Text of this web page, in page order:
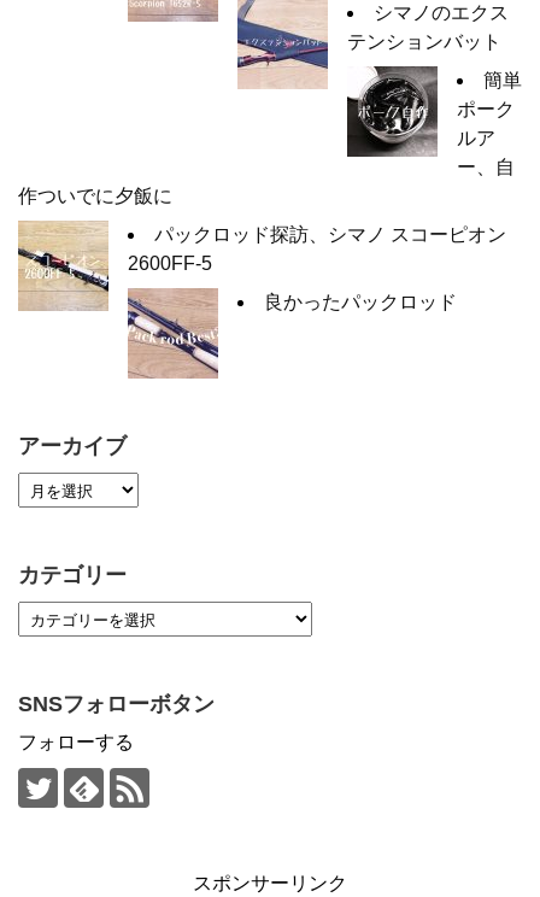
シマノのエクス
テンションバット
簡単
ポーク
ルア
ー、自
作ついでに夕飯に
パックロッド探訪、シマノ スコーピオン
2600FF-5
良かったパックロッド
アーカイブ
カテゴリー
SNSフォローボタン
フォローする
スポンサーリンク